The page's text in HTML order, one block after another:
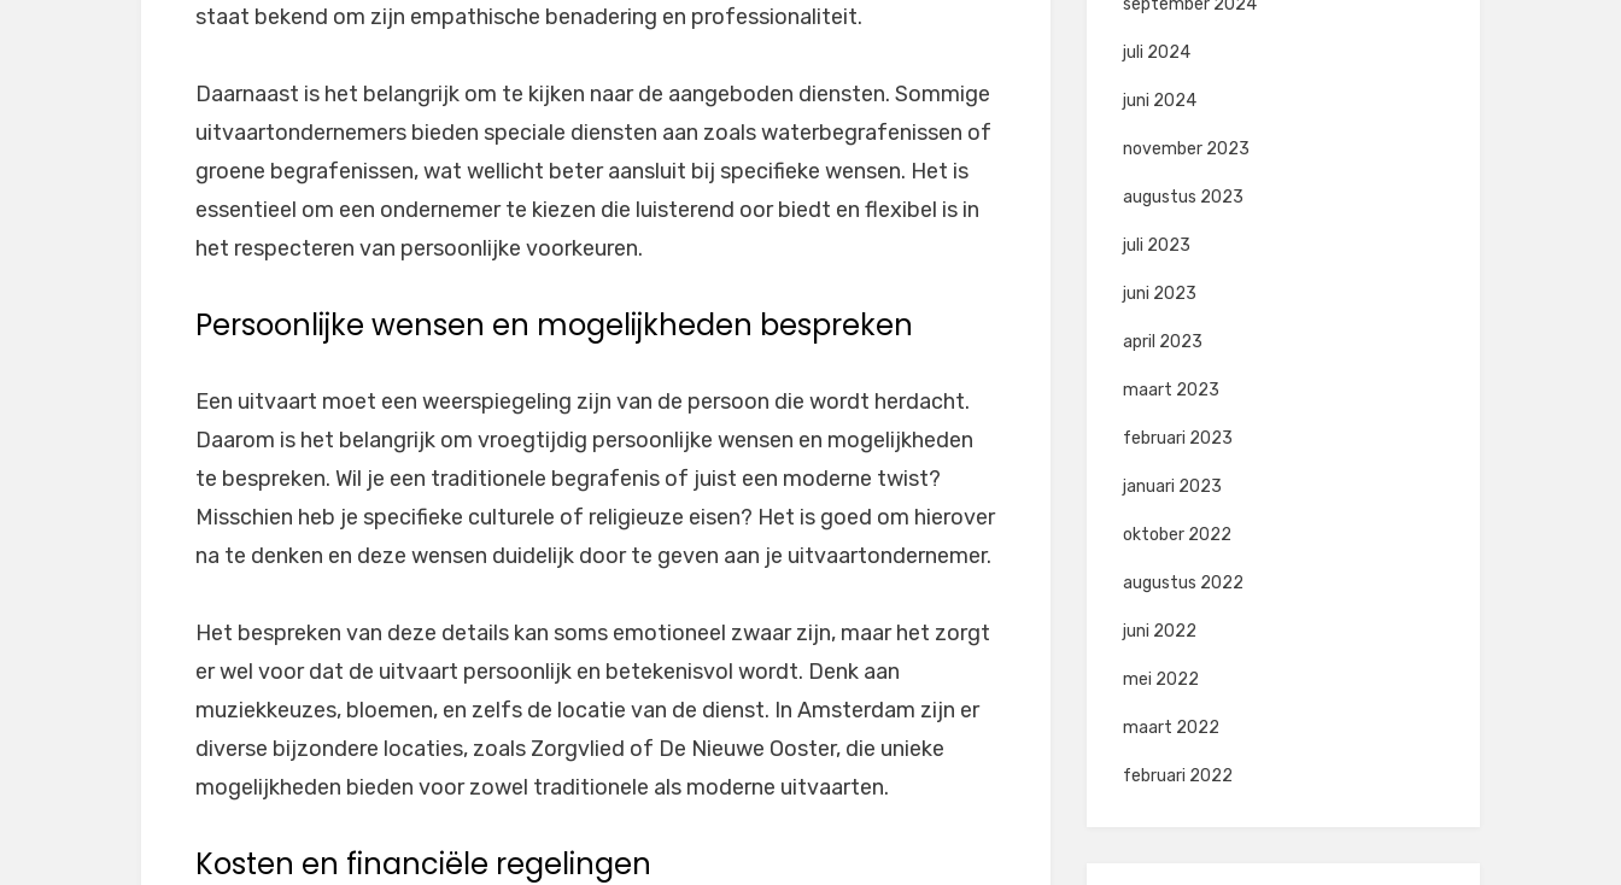
staat bekend om zijn empathische benadering en professionaliteit.
Daarnaast is het belangrijk om te kijken naar de aangeboden diensten. Sommige
uitvaartondernemers bieden speciale diensten aan zoals waterbegrafenissen of
groene begrafenissen, wat wellicht beter aansluit bij specifieke wensen. Het is
essentieel om een ondernemer te kiezen die luisterend oor biedt en flexibel is in
het respecteren van persoonlijke voorkeuren.
Persoonlijke wensen en mogelijkheden bespreken
Een uitvaart moet een weerspiegeling zijn van de persoon die wordt herdacht.
Daarom is het belangrijk om vroegtijdig persoonlijke wensen en mogelijkheden
te bespreken. Wil je een traditionele begrafenis of juist een moderne twist?
Misschien heb je specifieke culturele of religieuze eisen? Het is goed om hierover
na te denken en deze wensen duidelijk door te geven aan je uitvaartondernemer.
Het bespreken van deze details kan soms emotioneel zwaar zijn, maar het zorgt
er wel voor dat de uitvaart persoonlijk en betekenisvol wordt. Denk aan
muziekkeuzes, bloemen, en zelfs de locatie van de dienst. In Amsterdam zijn er
diverse bijzondere locaties, zoals Zorgvlied of De Nieuwe Ooster, die unieke
mogelijkheden bieden voor zowel traditionele als moderne uitvaarten.
Kosten en financiële regelingen
september 2024
juli 2024
juni 2024
november 2023
augustus 2023
juli 2023
juni 2023
april 2023
maart 2023
februari 2023
januari 2023
oktober 2022
augustus 2022
juni 2022
mei 2022
maart 2022
februari 2022